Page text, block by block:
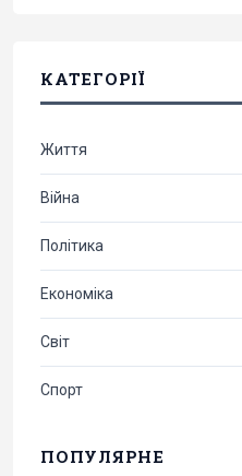
КАТЕГОРІЇ
Життя
Війна
Політика
Економіка
Світ
Спорт
ПОПУЛЯРНЕ